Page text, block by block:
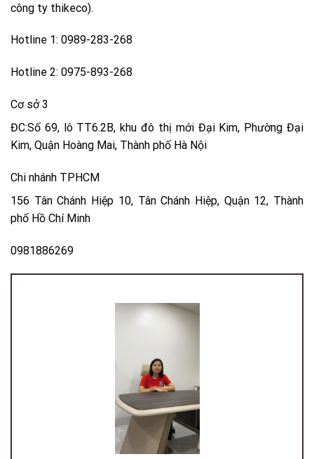
công ty thikeco).
Hotline 1: 0989-283-268
Hotline 2: 0975-893-268
Cơ sở 3
ĐC:Số 69, lô TT6.2B, khu đô thị mới Đại Kim, Phường Đại
Kim, Quận Hoàng Mai, Thành phố Hà Nội
Chi nhánh TPHCM
156 Tân Chánh Hiệp 10, Tân Chánh Hiệp, Quận 12, Thành
phố Hồ Chí Minh
0981886269